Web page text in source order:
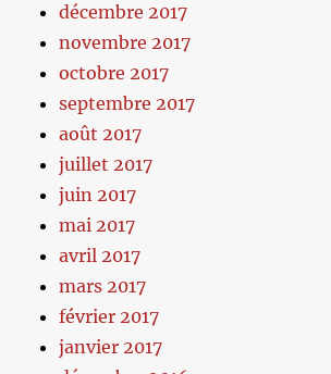
décembre 2017
novembre 2017
octobre 2017
septembre 2017
août 2017
juillet 2017
juin 2017
mai 2017
avril 2017
mars 2017
février 2017
janvier 2017